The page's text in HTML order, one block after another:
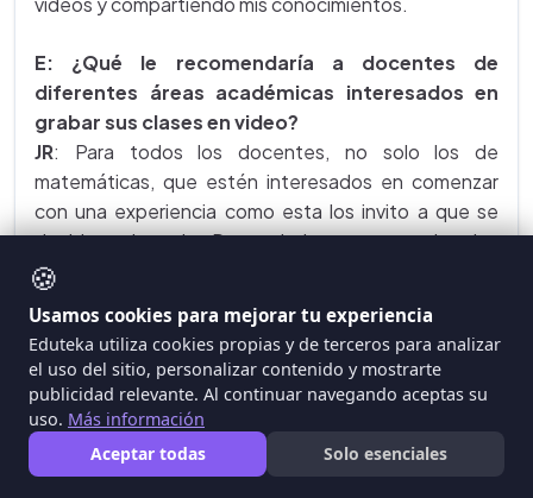
E: ¿Qué le recomendaría a docentes de
diferentes áreas académicas interesados en
grabar sus clases en video?
JR: Para todos los docentes, no solo los de
matemáticas, que estén interesados en comenzar
con una experiencia como esta los invito a que se
decidan a hacerlo. De verdad que son muchos los
frutos que se cosechan con este trabajo, su mensaje
estudiantes de su aula de clase, sino que empieza a
extenderse por diferentes países. Llega incluso a
lugares que usted nunca se hubiera imaginado. No
estamos compartiendo material de violencia,
material pornográfico, nada de eso, estamos
llevando educación para niños, para jóvenes, incluso
🍪
Usamos cookies para mejorar tu experiencia
Eduteka utiliza cookies propias y de terceros para analizar
el uso del sitio, personalizar contenido y mostrarte
publicidad relevante. Al continuar navegando aceptas su
uso. Más información
Aceptar todas
Solo esenciales